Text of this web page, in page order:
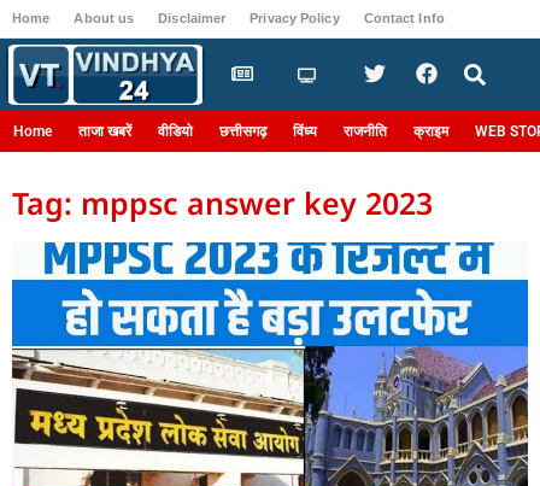
Home About us Disclaimer Privacy Policy Contact Info
Home ताजा खबरें वीडियो छत्तीसगढ़ विंध्य राजनीति क्राइम WEB
Tag: mppsc answer key 2023